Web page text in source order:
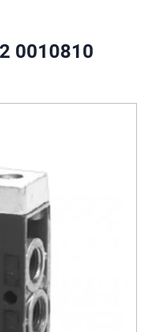
0010810